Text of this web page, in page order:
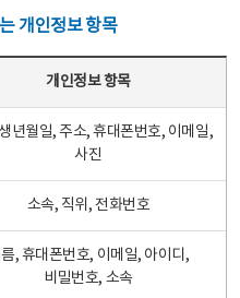
개인정보 항목
개인정보 항목
년월일, 주소, 휴대폰번호, 이메일,
사진
소속, 직위, 전화번호
, 휴대폰번호, 이메일, 아이디,
비밀번호, 소속